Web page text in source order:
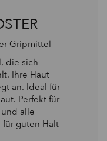
Gripmittel
die sich
Ihre Haut
an. Ideal für
Perfekt für
alle
guten Halt